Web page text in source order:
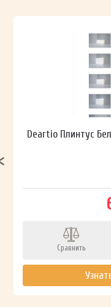
Deartio Плинтус
Сравнить